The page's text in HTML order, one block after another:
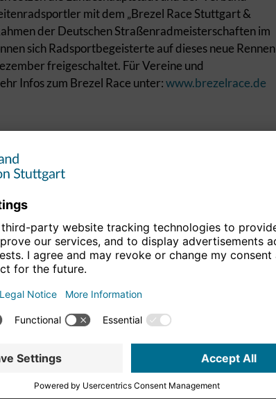
mit dem „Brezel Race Stuttgart &
der Deutschen Straßenradmeisterschaften im
sich Radsportbegeisterte auf dieses neue Rennen
freigeschaltet. Für Vereine und
Infos zum Brezel Race unter:www.brezelrace.de
Juni 2020) statt. In diesem Rahmen wird auch das
2020 im Rahmen veranstaltet. Der Veranstalter
Radfahrer und der Ausrichter die FREUNDE
Stuttgart und Verband Region Stuttgart gefördertes
aktuell um das Finale der Schlussetappe der
und führt der regionale Veranstalter
Gesamtkommunikation zum neuen
2020 begleitet das Stuttgarter
Kommunikation. Das neue Radrennen „Brezel
werden und sich in der Region langfristig
2020 und dem Brezel Race 2020 können per
werden:https://we.tl/t-4tvTizNImD